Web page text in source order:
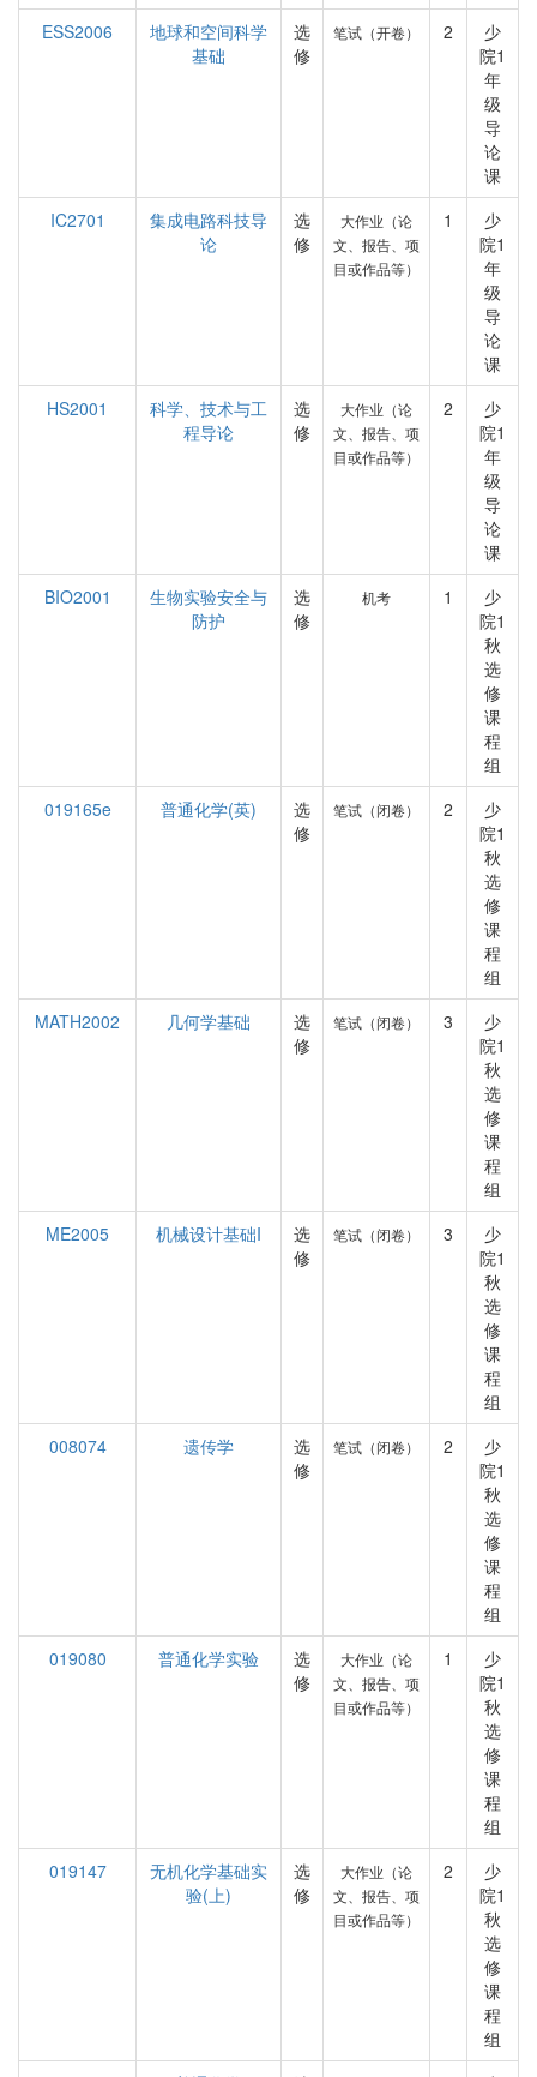
ESS2006
地球和空间科学
基础
选
修
笔试（开卷） 2
少
院1
年
级
导
论
课
IC2701
集成电路科技导
论
选
修
大作业（论
文、报告、项
目或作品等）
1
少
院1
年
级
导
论
课
HS2001
科学、技术与工
程导论
选
修
大作业（论
文、报告、项
目或作品等）
2
少
院1
年
级
导
论
课
BIO2001
生物实验安全与
防护
选
修
机考 1
少
院1
秋
选
修
课
程
组
019165e
普通化学(英)
选
修
笔试（闭卷） 2
少
院1
秋
选
修
课
程
组
MATH2002
几何学基础
选
修
笔试（闭卷） 3
少
院1
秋
选
修
课
程
组
ME2005
机械设计基础I
选
修
笔试（闭卷） 3
少
院1
秋
选
修
课
程
组
008074
遗传学
选
修
笔试（闭卷） 2
少
院1
秋
选
修
课
程
组
019080
普通化学实验
选
修
大作业（论
文、报告、项
目或作品等）
1
少
院1
秋
选
修
课
程
组
019147
无机化学基础实
验(上)
选
修
大作业（论
文、报告、项
目或作品等）
2
少
院1
秋
选
修
课
程
组